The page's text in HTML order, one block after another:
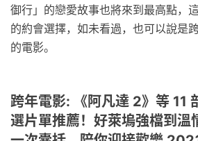
御行」的戀愛故事也將來到最高點，
的約會選擇，如未看過，也可以說是
的電影。
跨年電影: 《阿凡達 2》等 11
選片單推薦！好萊塢強檔到溫